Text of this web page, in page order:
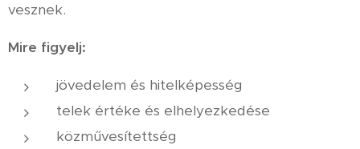
vesznek.
Mire figyelj:
jövedelem és hitelképesség
telek értéke és elhelyezkedése
közművesítettség